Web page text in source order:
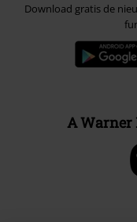
Download gratis de
A Warner